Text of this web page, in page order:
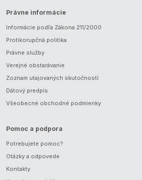
Právne informácie
Informácie podľa Zákona 211/2000
Protikorupčná politika
Právne služby
Verejné obstarávanie
Zoznam utajovaných skutočností
Dátový predpis
Všeobecné obchodné podmienky
Pomoc a podpora
Potrebujete pomoc?
Otázky a odpovede
Kontakty